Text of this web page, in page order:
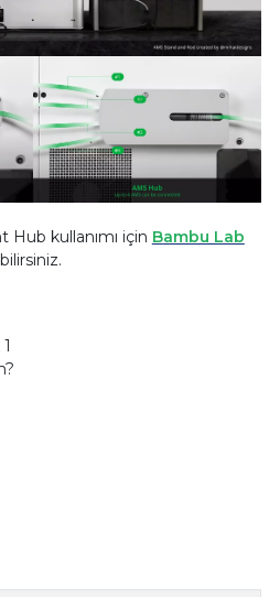
kullanımı için Bambu Lab